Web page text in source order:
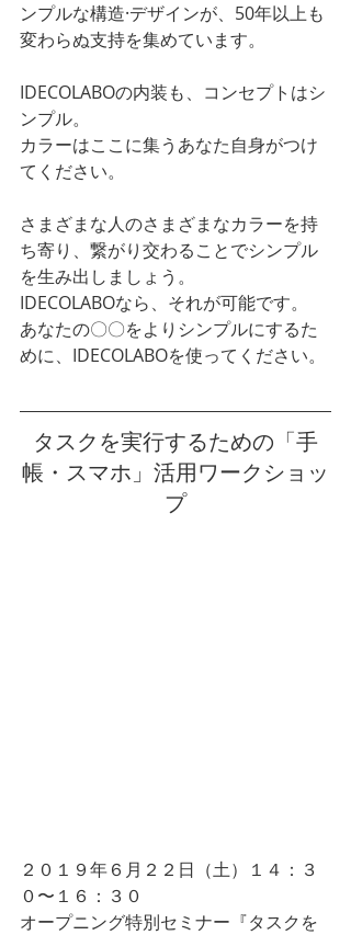
ンプルな構造·デザインが、50年以上も
変わらぬ支持を集めています。
IDECOLABOの内装も、コンセプトはシ
ンプル。
カラーはここに集うあなた自身がつけ
てください。
さまざまな人のさまざまなカラーを持
ち寄り、繋がり交わることでシンプル
を生み出しましょう。
IDECOLABOなら、それが可能です。
あなたの〇〇をよりシンプルにするた
めに、IDECOLABOを使ってください。
タスクを実行するための「手
帳・スマホ」活用ワークショッ
プ
２０１９年６月２２日（土）１４：３
０〜１６：３０
オープニング特別セミナー『タスクを